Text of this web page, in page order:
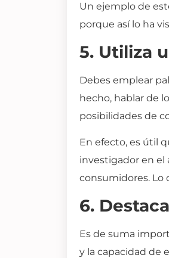
Un ejemplo de
porque así lo ha
5. Utiliza
Debes emplear
hecho, hablar de
posibilidades de
En efecto, es útil
investigador en el
consumidores. Lo
6.
Es de suma
y la capacidad de